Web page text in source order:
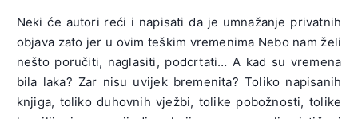
Neki će autori reći i napisati da je umnažanje privatnih
objava zato jer u ovim teškim vremenima Nebo nam želi
nešto poručiti, naglasiti, podcrtati… A kad su vremena
bila laka? Zar nisu uvijek bremenita? Toliko napisanih
knjiga, toliko duhovnih vježbi, tolike pobožnosti, tolike